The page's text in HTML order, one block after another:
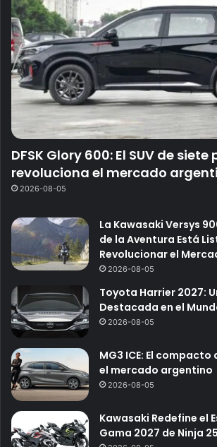
DFSK Glory 600: El SUV de
revoluciona el mercado
2026-08-05
La Kawasaki Versys
de la Aventura Está
Revolucionar el
2026-08-05
Toyota Harrier 2027:
Destacada en el
2026-08-05
MG3 ICE: El
el mercado argentino
2026-08-05
Kawasaki Redefine el
Gama 2027 de Ninja